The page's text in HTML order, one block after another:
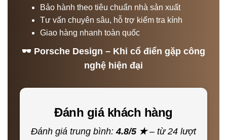
Bảo hành theo tiêu chuẩn nhà sản xuất
Tư vấn chuyên sâu, hỗ trợ kiểm tra kính
Giao hàng nhanh toàn quốc
🕶 Porsche Design – Khi cổ điển gặp công
nghệ hiện đại
Đánh giá khách hàng
Đánh giá trung bình:4.8/5 ★– từ 24 lượt